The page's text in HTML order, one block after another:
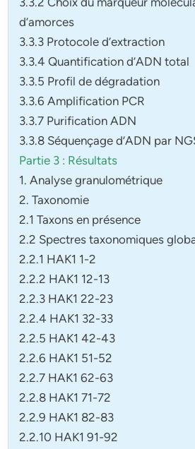
d’amorces
3.3.3 Protocole d’extraction
3.3.4 Quantification d’ADN total
3.3.5 Profil de dégradation
3.3.6 Amplification PCR
3.3.7 Purification ADN
3.3.8 Séquençage d’ADN par
Partie 3 : Résultats
1. Analyse granulométrique
2. Taxonomie
2.1 Taxons en présence
2.2 Spectres taxonomiques
2.2.1 HAK1 1-2
2.2.2 HAK1 12-13
2.2.3 HAK1 22-23
2.2.4 HAK1 32-33
2.2.5 HAK1 42-43
2.2.6 HAK1 51-52
2.2.7 HAK1 62-63
2.2.8 HAK1 71-72
2.2.9 HAK1 82-83
2.2.10 HAK1 91-92